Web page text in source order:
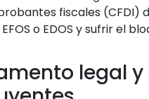
fiscales (CFDI)
o EDOS y sufrir el
legal